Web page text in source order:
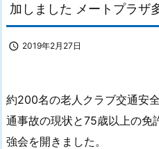
加しました メートプラザ
 2019年2月27日
約200名の老人クラブ交通安
通事故の現状と75歳以上の免
強会を開きました。